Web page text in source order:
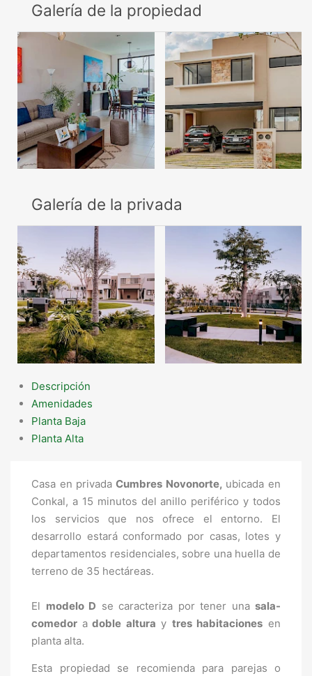
Galería de la propiedad
Galería de la privada
Descripción
Amenidades
Planta Baja
Planta Alta
Casa en privada Cumbres Novonorte, ubicada en
Conkal, a 15 minutos del anillo periférico y todos
los servicios que nos ofrece el entorno. El
desarrollo estará conformado por casas, lotes y
departamentos residenciales, sobre una huella de
terreno de 35 hectáreas.
El modelo D se caracteriza por tener una sala-
comedor adoble altura y tres habitaciones en
planta alta.
Esta propiedad se recomienda para parejas o